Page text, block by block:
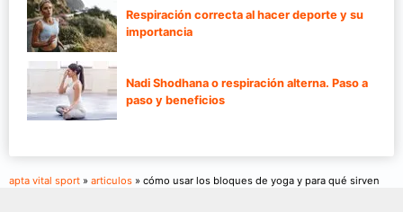
Respiración correcta al hacer deporte y su
importancia
Nadi Shodhana o respiración alterna. Paso a
paso y beneficios
apta vital sport » articulos » cómo usar los bloques de yoga y para qué sirven